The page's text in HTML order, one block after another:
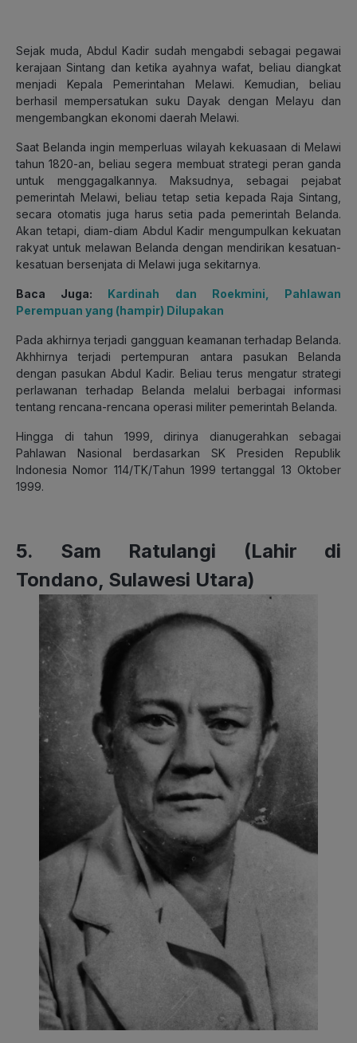
Sejak muda, Abdul Kadir sudah mengabdi sebagai pegawai
kerajaan Sintang dan ketika ayahnya wafat, beliau diangkat
menjadi Kepala Pemerintahan Melawi. Kemudian, beliau
berhasil mempersatukan suku Dayak dengan Melayu dan
mengembangkan ekonomi daerah Melawi.
Saat Belanda ingin memperluas wilayah kekuasaan di Melawi
tahun 1820-an, beliau segera membuat strategi peran ganda
untuk menggagalkannya. Maksudnya, sebagai pejabat
pemerintah Melawi, beliau tetap setia kepada Raja Sintang,
secara otomatis juga harus setia pada pemerintah Belanda.
Akan tetapi, diam-diam Abdul Kadir mengumpulkan kekuatan
rakyat untuk melawan Belanda dengan mendirikan kesatuan-
kesatuan bersenjata di Melawi juga sekitarnya.
Baca Juga: Kardinah dan Roekmini, Pahlawan
Perempuan yang (hampir) Dilupakan
Pada akhirnya terjadi gangguan keamanan terhadap Belanda.
Akhhirnya terjadi pertempuran antara pasukan Belanda
dengan pasukan Abdul Kadir. Beliau terus mengatur strategi
perlawanan terhadap Belanda melalui berbagai informasi
tentang rencana-rencana operasi militer pemerintah Belanda.
Hingga di tahun 1999, dirinya dianugerahkan sebagai
Pahlawan Nasional berdasarkan SK Presiden Republik
Indonesia Nomor 114/TK/Tahun 1999 tertanggal 13 Oktober
1999.
5. Sam Ratulangi (Lahir di
Tondano, Sulawesi Utara)